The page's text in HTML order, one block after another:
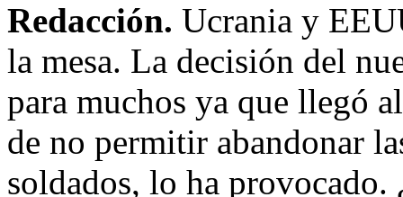
Redacción. Ucrania y
la mesa. La decisión del
para muchos ya que llegó
de no permitir abandonar
soldados, lo ha provocado.